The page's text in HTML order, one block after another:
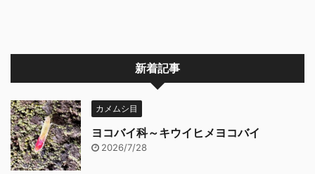
新着記事
カメムシ目
ヨコバイ科～キウイヒメヨコバイ
2026/7/28